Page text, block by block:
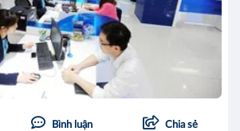
Bình luận Chia sẻ